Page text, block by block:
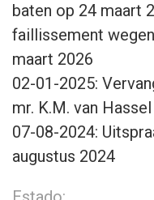
baten op 24 maart
faillissement
maart 2026
02-01-2025:
mr. K.M. van
07-08-2024:
augustus 2024